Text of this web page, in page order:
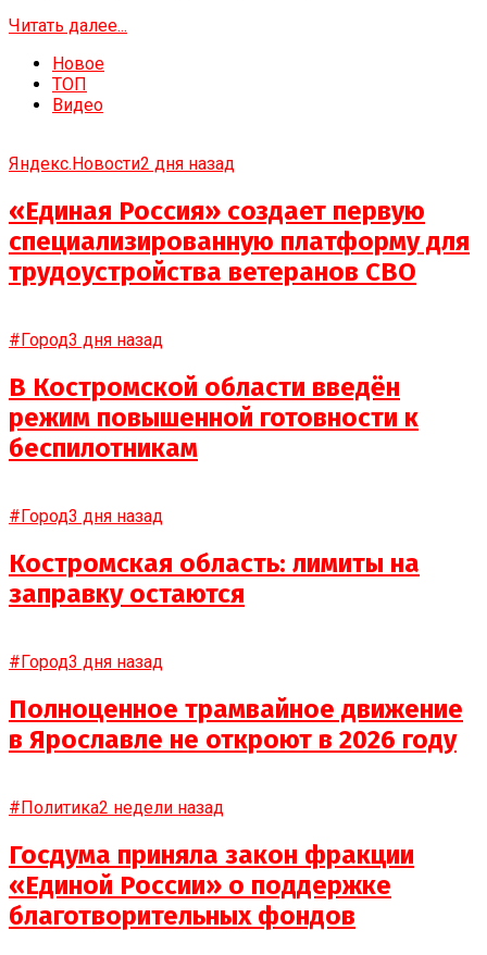
Читать далее...
Новое
ТОП
Видео
Яндекс.Новости2 дня назад
«Единая Россия» создает первую
специализированную платформу для
трудоустройства ветеранов СВО
#Город3 дня назад
В Костромской области введён
режим повышенной готовности к
беспилотникам
#Город3 дня назад
Костромская область: лимиты на
заправку остаются
#Город3 дня назад
Полноценное трамвайное движение
в Ярославле не откроют в 2026 году
#Политика2 недели назад
Госдума приняла закон фракции
«Единой России» о поддержке
благотворительных фондов